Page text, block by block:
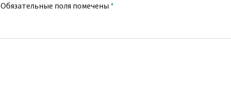
Обязательные поля помечены *